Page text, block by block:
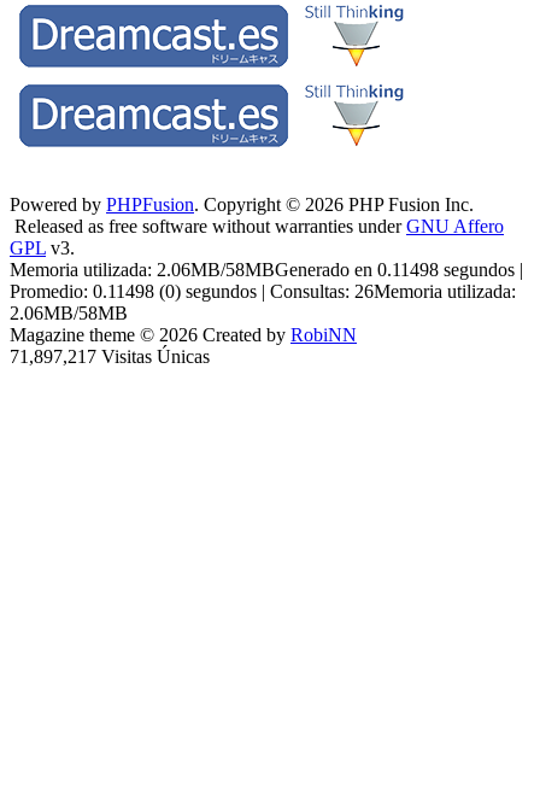
Powered by PHPFusion. Copyright © 2026 PHP Fusion Inc.
Released as free software without warranties underGNU Affero
GPL v3.
Memoria utilizada: 2.06MB/58MBGenerado en 0.11498 segundos |
Promedio: 0.11498 (0) segundos | Consultas: 26Memoria utilizada:
2.06MB/58MB
Magazine theme © 2026 Created by RobiNN
71,897,217 Visitas Únicas